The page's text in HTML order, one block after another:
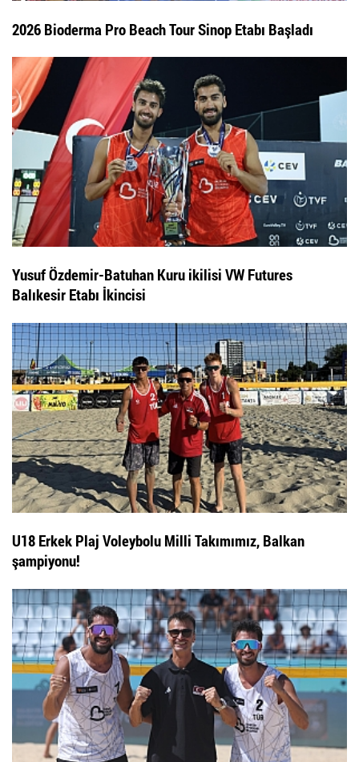
2026 Bioderma Pro Beach Tour Sinop Etabı Başladı
Yusuf Özdemir-Batuhan Kuru ikilisi VW Futures
Balıkesir Etabı İkincisi
U18 Erkek Plaj Voleybolu Milli Takımımız, Balkan
şampiyonu!